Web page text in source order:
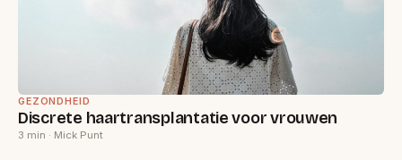
GEZONDHEID
Discrete haartransplantatie voor vrouwen
3 min · Mick Punt